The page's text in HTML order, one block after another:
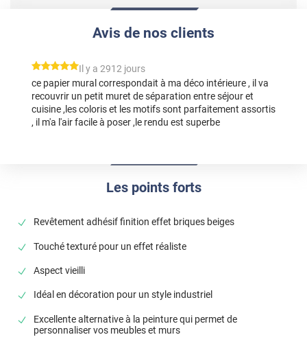
Les points forts
Revêtement adhésif finition effet briques beiges
Touché texturé pour un effet réaliste
Aspect vieilli
Idéal en décoration pour un style industriel
Excellente alternative à la peinture qui permet de
personnaliser vos meubles et murs
Avis de nos clients
*****
Il y a 2912 jours
ce papier mural correspondait à ma déco intérieure , il va
recouvrir un petit muret de séparation entre séjour et
cuisine ,les coloris et les motifs sont parfaitement assortis
, il m'a l'air facile à poser ,le rendu est superbe